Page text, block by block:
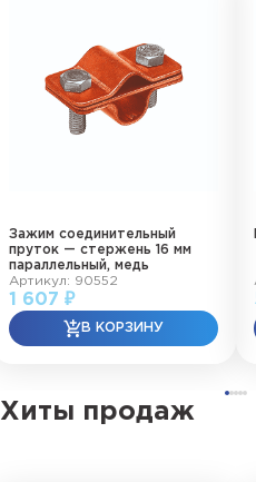
Зажим соединительный
пруток — стержень 16 мм
параллельный, медь
Артикул: 90552
1 607 ₽
Хиты продаж